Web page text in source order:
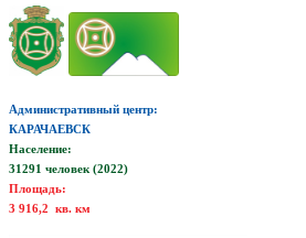
Административный центр:
КАРАЧАЕВСК
Население:
31291 человек (2022)
Площадь:
3 916,2 кв. км